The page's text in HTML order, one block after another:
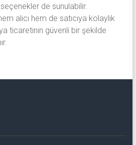
de sunulabilir.
alıcı hem de satıcıya kolaylık
ticaretinin güvenli bir şekilde